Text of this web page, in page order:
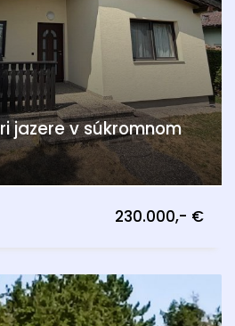
jazere v súkromnom
230.000,- €